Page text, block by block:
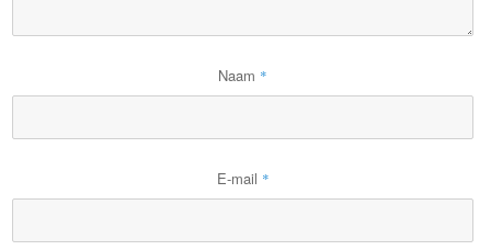
Naam *
E-mail *